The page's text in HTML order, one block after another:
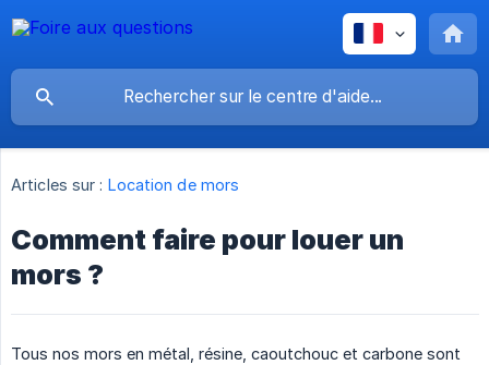
Articles sur : Location de mors
Comment faire pour louer un
mors ?
Tous nos mors en métal, résine, caoutchouc et carbone sont